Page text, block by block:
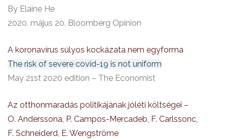
By Elaine He
2020. május 20. Bloomberg Opinion
A koronavírus súlyos kockázata nem egyforma
The risk of severe covid-19 is not uniform
May 21st 2020 edition – The Economist
Az otthonmaradás politikájának jóléti költségei –
O. Anderssona, P. Campos-Mercadeb, F. Carlssonc,
F. Schneiderd, E. Wengströme